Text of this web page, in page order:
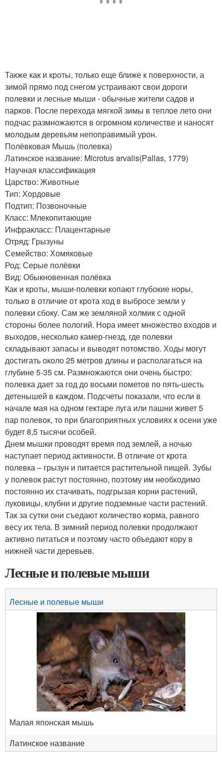
Также как и кроты, только еще ближе к поверхности, а
зимой прямо под снегом устраивают свои дороги
полевки и лесные мыши - обычные жители садов и
парков. После перехода мягкой зимы в теплое лето они
подчас размножаются в огромном количестве и наносят
молодым деревьям непоправимый урон.
Полёвковая Мышь (полевка)
Латинское название: Microtus arvalis(Pallas, 1779)
Научная классификация
Царство: Животные
Тип: Хордовые
Подтип: Позвоночные
Класс: Млекопитающие
Инфракласс: Плацентарные
Отряд: Грызуны
Семейство: Хомяковые
Род: Серые полёвки
Вид: Обыкновенная полёвка
Как и кроты, мыши-полевки копают глубокие норы,
только в отличие от крота ход в выбросе земли у
полевки сбоку. Сам же земляной холмик с одной
стороны более пологий. Нора имеет множество входов и
выходов, несколько камер-гнезд, где полевки
складывают запасы и выводят потомство. Ходы могут
достигать около 25 метров длины и располагаться на
глубине 5-35 см. Размножаются они очень быстро:
полевка дает за год до восьми пометов по пять-шесть
детенышей в каждом. Подсчеты показали, что если в
начале мая на одном гектаре луга или пашни живет 5
пар полевок, то при благоприятных условиях к осени уже
будет 8,5 тысячи особей.
Днем мышки проводят время под землей, а ночью
наступает период активности. В отличие от крота
полевка – грызун и питается растительной пищей. Зубы
у полевок растут постоянно, поэтому им необходимо
постоянно их стачивать, подгрызая корни растений,
луковицы, клубни и другие подземные части растений.
Так за сутки они съедают количество корма, равного
весу их тела. В зимний период полевки продолжают
активно питаться и поэтому часто объедают кору в
нижней части деревьев.
Лесные и полевые мыши
Лесные и полевые мыши
Малая японская мышь
Латинское название